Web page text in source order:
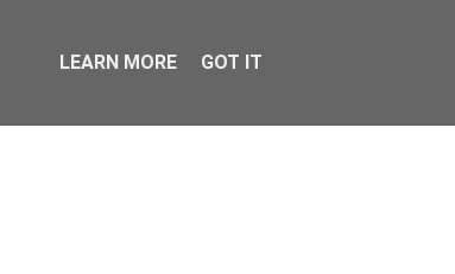
LEARN MORE GOT IT